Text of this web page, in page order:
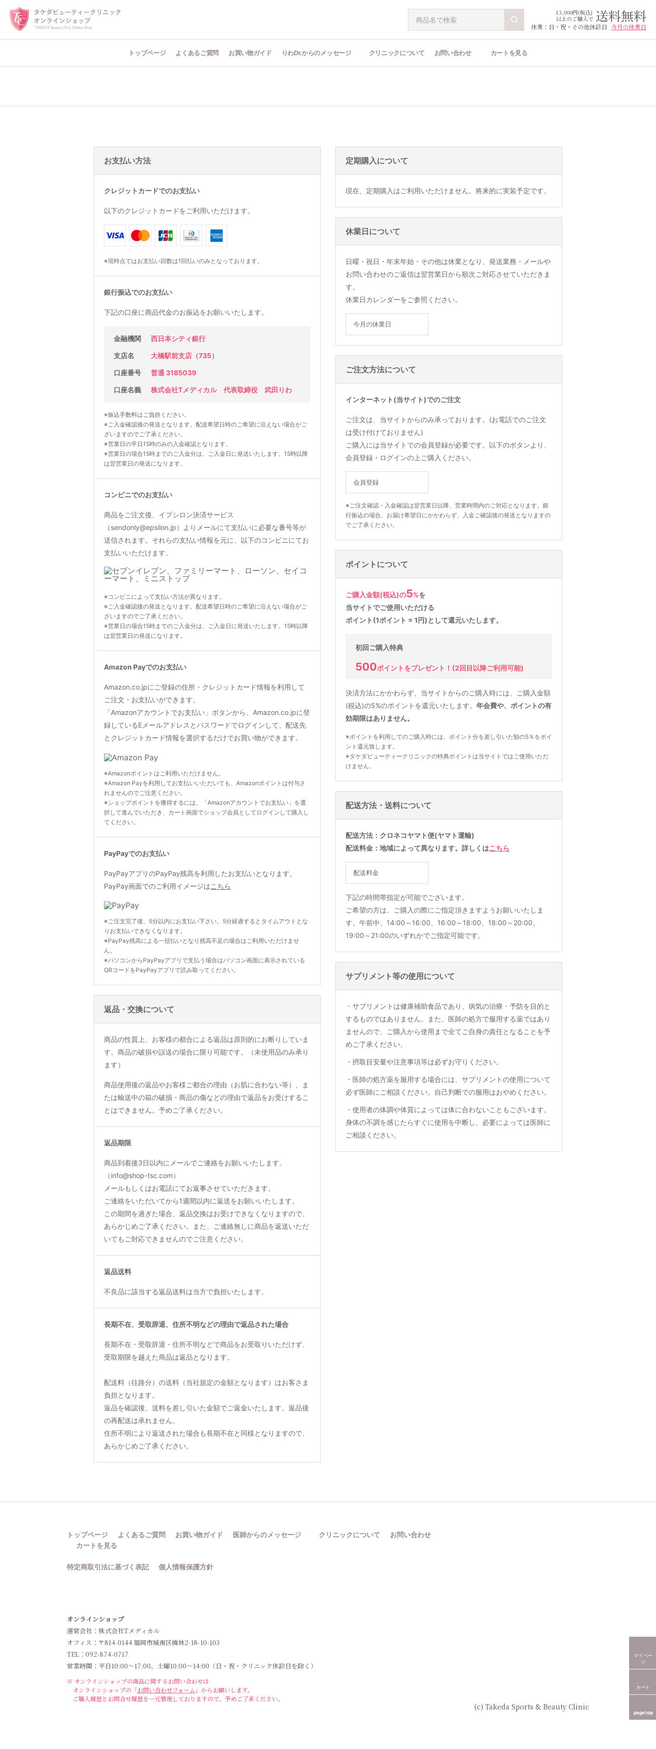
13,000円(税込)
以上のご購入で 送料無料
休業：日・祝・その他休診日 今月の休業日
トップページ よくあるご質問 お買い物ガイド りわDr.からのメッセージ クリニックについて お問い合わせ カートを見る
マイペー
ジ
カート
page top
お支払い方法
クレジットカードでのお支払い
以下のクレジットカードをご利用いただけます。
※現時点ではお支払い回数は1回払いのみとなっております。
銀行振込でのお支払い
下記の口座に商品代金のお振込をお願いいたします。
金融機関 西日本シティ銀行
支店名 大橋駅前支店（735）
口座番号 普通 3185039
口座名義 株式会社Tメディカル 代表取締役 武田りわ
※振込手数料はご負担ください。
※ご入金確認後の発送となります。配送希望日時のご希望に沿えない場合がご
ざいますのでご了承ください。
※営業日の平日15時のみの入金確認となります。
※営業日の場合15時までのご入金分は、ご入金日に発送いたします。15時以降
は翌営業日の発送になります。
コンビニでのお支払い
商品をご注文後、イプシロン決済サービス
（sendonly@epsilon.jp）よりメールにて支払いに必要な番号等が
送信されます。それらの支払い情報を元に、以下のコンビニにてお
支払いいただけます。
※コンビニによって支払い方法が異なります。
※ご入金確認後の発送となります。配送希望日時のご希望に沿えない場合がご
ざいますのでご了承ください。
※営業日の場合15時までのご入金分は、ご入金日に発送いたします。15時以降
は翌営業日の発送になります。
Amazon Payでのお支払い
Amazon.co.jpにご登録の住所・クレジットカード情報を利用して
ご注文・お支払いができます。
「Amazonアカウントでお支払い」ボタンから、Amazon.co.jpに登
録しているEメールアドレスとパスワードでログインして、配送先
とクレジットカード情報を選択するだけでお買い物ができます。
※Amazonポイントはご利用いただけません。
※Amazon Payを利用してお支払いいただいても、Amazonポイントは付与さ
れませんのでご注意ください。
※ショップポイントを獲得するには、「Amazonアカウントでお支払い」を選
択して進んでいただき、カート画面でショップ会員としてログインして購入し
てください。
PayPayでのお支払い
PayPayアプリのPayPay残高を利用したお支払いとなります。
PayPay画面でのご利用イメージはこちら
※ご注文完了後、5分以内にお支払い下さい。5分経過するとタイムアウトとな
りお支払いできなくなります。
※PayPay残高による一括払いとなり残高不足の場合はご利用いただけませ
ん。
※パソコンからPayPayアプリで支払う場合はパソコン画面に表示されている
QRコードをPayPayアプリで読み取ってください。
返品・交換について
商品の性質上、お客様の都合による返品は原則的にお断りしていま
す。商品の破損や誤送の場合に限り可能です。（未使用品のみ承り
ます）
商品使用後の返品やお客様ご都合の理由（お肌に合わない等）、ま
たは輸送中の箱の破損・商品の傷などの理由で返品をお受けするこ
とはできません。予めご了承ください。
返品期限
商品到着後3日以内にメールでご連絡をお願いいたします。
（info@shop-tsc.com）
メールもしくはお電話にてお返事させていただきます。
ご連絡をいただいてから1週間以内に返送をお願いいたします。
この期間を過ぎた場合、返品交換はお受けできなくなりますので、
あらかじめご了承ください。また、ご連絡無しに商品を返送いただ
いてもご対応できませんのでご注意ください。
返品送料
不良品に該当する返品送料は当方で負担いたします。
長期不在、受取辞退、住所不明などの理由で返品された場合
長期不在・受取辞退・住所不明などで商品をお受取りいただけず、
受取期限を越えた商品は返品となります。
配送料（往路分）の送料（当社規定の金額となります）はお客さま
負担となります。
返品を確認後、送料を差し引いた金額でご返金いたします。返品後
の再配送は承れません。
住所不明により返送された場合も長期不在と同様となりますので、
あらかじめご了承ください。
定期購入について
現在、定期購入はご利用いただけません。将来的に実装予定です。
休業日について
日曜・祝日・年末年始・その他は休業となり、発送業務・メールや
お問い合わせのご返信は翌営業日から順次ご対応させていただきま
す。
休業日カレンダーをご参照ください。
今月の休業日
ご注文方法について
インターネット(当サイト)でのご注文
ご注文は、当サイトからのみ承っております。(お電話でのご注文
は受け付けておりません)
ご購入には当サイトでの会員登録が必要です。以下のボタンより、
会員登録・ログインの上ご購入ください。
会員登録
※ご注文確認・入金確認は翌営業日以降、営業時間内のご対応となります。銀
行振込の場合、お届け希望日にかかわらず、入金ご確認後の発送となりますの
でご了承ください。
ポイントについて
ご購入金額(税込)の5%を
当サイトでご使用いただける
ポイント(1ポイント = 1円)として還元いたします。
初回ご購入特典
500ポイントをプレゼント！ (2回目以降ご利用可能)
決済方法にかかわらず、当サイトからのご購入時には、ご購入金額
(税込)の5%のポイントを還元いたします。 年会費や、ポイントの有
効期限はありません。
※ポイントを利用してのご購入時には、ポイント分を差し引いた額の5％をポイ
ント還元致します。
※タケダビューティークリニックの特典ポイントは当サイトではご使用いただ
けません。
配送方法・送料について
配送方法
クロネコヤマト便(ヤマト運輸)
配送料金
地域によって異なります。詳しくはこちら
配送料金
下記の時間帯指定が可能でございます。
ご希望の方は、ご購入の際にご指定頂きますようお願いいたしま
す。午前中、14:00～16:00、16:00～18:00、18:00～20:00、
19:00～21:00のいずれかでご指定可能です。
サプリメント等の使用について
・サプリメントは健康補助食品であり、病気の治療・予防を目的と
するものではありません。また、医師の処方で服用する薬ではあり
ませんので、ご購入から使用まで全てご自身の責任となることを予
めご了承ください。
・摂取目安量や注意事項等は必ずお守りください。
・医師の処方薬を服用する場合には、サプリメントの使用について
必ず医師にご相談ください。自己判断での服用はおやめください。
・使用者の体調や体質によっては体に合わないこともございます。
身体の不調を感じたらすぐに使用を中断し、必要によっては医師に
ご相談ください。
トップページ よくあるご質問 お買い物ガイド 医師からのメッセージ クリニックについて
お問い合わせ
カートを見る
特定商取引法に基づく表記 個人情報保護方針
オンラインショップ
運営会社：株式会社Tメディカル
オフィス：〒814-0144 福岡市城南区梅林2-18-10-103
TEL：092-874-0717
営業時間：平日10:00～17:00、土曜10:00～14:00（日・祝・クリニック休診日を除く）
※ オンラインショップの商品に関するお問い合わせは
オンラインショップの「お問い合わせフォーム 」からお願いします。
ご購入履歴とお問合せ履歴を一元管理しておりますので、予めご了承ください。
(c) Takeda Sports & Beauty Clinic